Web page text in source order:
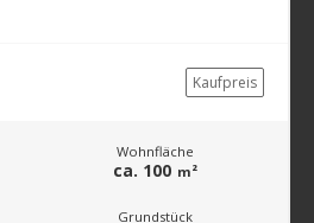
Kaufpreis
Wohnfläche
ca. 100 m²
Grundstück